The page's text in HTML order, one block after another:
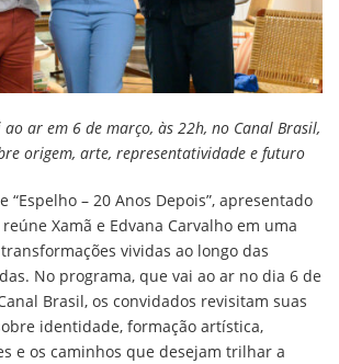
ar em 6 de março, às 22h, no Canal Brasil,
origem, arte, representatividade e futuro
“Espelho – 20 Anos Depois”, apresentado
Xamã e Edvana Carvalho em uma
vividas ao longo das
No programa, que vai ao ar no dia 6 de
Brasil, os convidados revisitam suas
identidade, formação artística,
e os caminhos que desejam trilhar a